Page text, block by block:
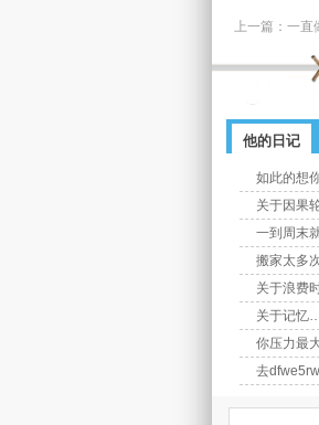
上一篇： 一直
他的日记
如此的想
关于因果
一到周末
搬家太多
关于浪费
关于记
你压力最
去